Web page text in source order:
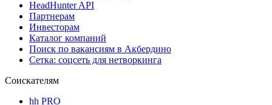
HeadHunter API
Партнерам
Инвесторам
Каталог компаний
Поиск по вакансиям в Акбердино
Сетка: соцсеть для нетворкинга
Соискателям
hh PRO